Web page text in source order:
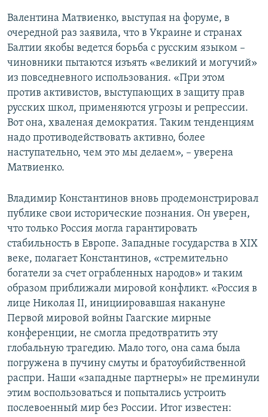
Валентина Матвиенко, выступая на форуме, в
очередной раз заявила, что в Украине и странах
Балтии якобы ведется борьба с русским языком –
чиновники пытаются изъять «великий и могучий»
из повседневного использования. «При этом
против активистов, выступающих в защиту прав
русских школ, применяются угрозы и репрессии.
Вот она, хваленая демократия. Таким тенденциям
надо противодействовать активно, более
наступательно, чем это мы делаем», – уверена
Матвиенко.
Владимир Константинов вновь продемонстрировал
публике свои исторические познания. Он уверен,
что только Россия могла гарантировать
стабильность в Европе. Западные государства в XIX
веке, полагает Константинов, «стремительно
богатели за счет ограбленных народов» и таким
образом приближали мировой конфликт. «Россия в
лице Николая II, инициировавшая накануне
Первой мировой войны Гаагские мирные
конференции, не смогла предотвратить эту
глобальную трагедию. Мало того, она сама была
погружена в пучину смуты и братоубийственной
распри. Наши «западные партнеры» не преминули
этим воспользоваться и попытались устроить
послевоенный мир без России. Итог известен: